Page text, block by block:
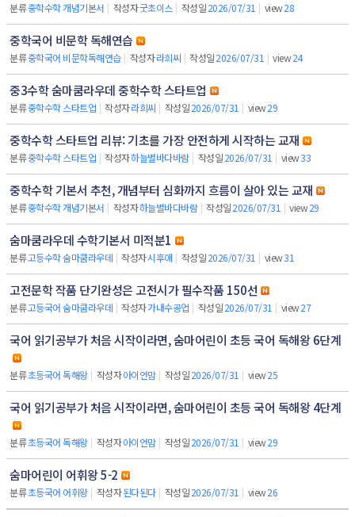
분류중학수학 개념기본서 | 작성자굿초이스 | 작성일2026/07/31 | view28
중학국어 비문학 독해연습
분류중학국어 비문학독해연습 | 작성자라희씨 | 작성일2026/07/31 | view24
중3수학 숨마쿰라우데 중학수학 스타트업
분류중학수학 스타트업 | 작성자라희씨 | 작성일2026/07/31 | view29
중학수학 스타트업 리뷰: 기초를 가장 안전하게 시작하는 교재
분류중학수학 스타트업 | 작성자하늘별바다바람 | 작성일2026/07/31 | view33
중학수학 기본서 추천, 개념부터 심화까지 흐름이 살아 있는 교재
분류중학수학 개념기본서 | 작성자하늘별바다바람 | 작성일2026/07/31 | view29
숨마쿰라우데 수학기본서 미적분1
분류고등수학 숨마쿰라우데 | 작성자시후애 | 작성일2026/07/31 | view31
고전문학 작품 단기완성은 고전시가 필수작품 150선
분류고등국어 숨마쿰라우데 | 작성자가내수공업 | 작성일2026/07/31 | view27
국어 읽기공부가 처음 시작이라면, 숨마어린이 초등 국어 독해왕 6단계
분류초등국어 독해왕 | 작성자아이언맘 | 작성일2026/07/31 | view25
국어 읽기공부가 처음 시작이라면, 숨마어린이 초등 국어 독해왕 4단계
분류초등국어 독해왕 | 작성자아이언맘 | 작성일2026/07/31 | view29
숨마어린이 어휘왕 5-2
분류초등국어 어휘왕 | 작성자된다된다 | 작성일2026/07/31 | view26